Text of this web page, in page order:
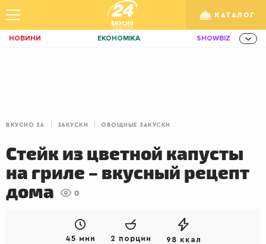
КАТАЛОГ
НОВИНИ ЕКОНОМІКА SHOWBIZ
ІДЕЇ
ІННОВАЦІЇ MEN НЕРУХОМІСТЬ
ЗБІРНА АКТИВ КОРИСНО
РОЗВАГИ
AUTO
ВКУСНО 24 ЗАКУСКИ ОВОЩНЫЕ ЗАКУСКИ
Стейк из цветной капусты
на гриле – вкусный рецепт
дома
0
45 мин 2 порции 98 ккал